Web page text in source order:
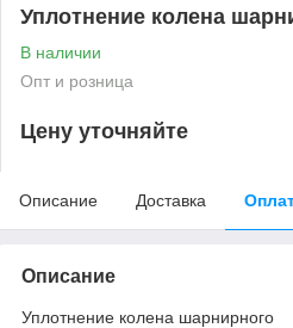
Уплотнение колена
В наличии
Опт и розница
Цену уточняйте
Описание Доставка
Описание
Уплотнение колена